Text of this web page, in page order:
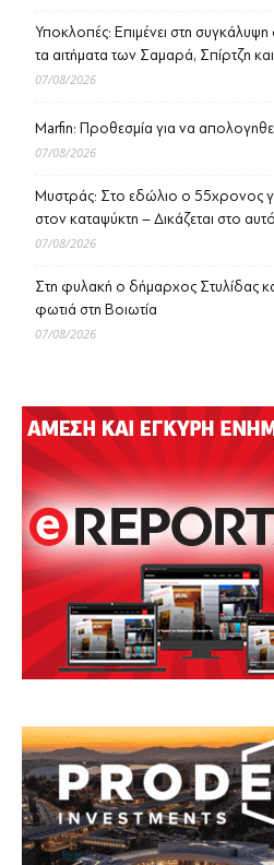
Υποκλοπές: Επιμένει στη
τα αιτήματα των Σαμαρά, Σπίρτζη
07/08/2026
Marfin: Προθεσμία για να
07/08/2026
Μυστράς: Στο εδώλιο ο 55χρονος
στον καταψύκτη – Δικάζεται στο
07/08/2026
Στη φυλακή ο δήμαρχος Στυλίδας
φωτιά στη Βοιωτία
07/08/2026